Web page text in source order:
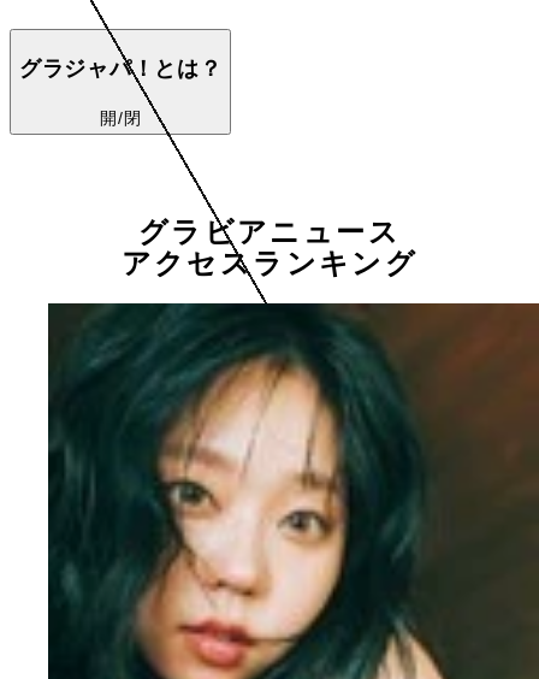
グラジャパ！とは？
開/閉
グラビアニュース
アクセスランキング